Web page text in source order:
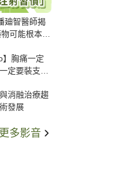
廸智醫師揭
可能根本沒
】胸痛一定
定要裝支
風險與選擇
消融治療趨
發展
更多影音